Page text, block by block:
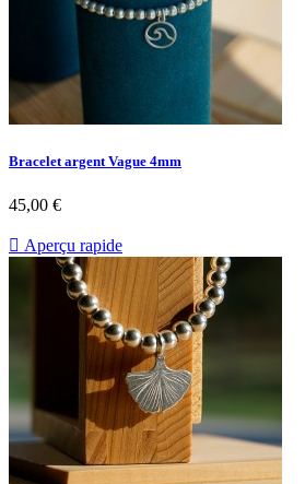
Bracelet argent Vague 4mm
45,00 €
 Aperçu rapide